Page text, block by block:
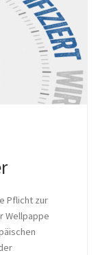
Pflicht zur
Wellpappe